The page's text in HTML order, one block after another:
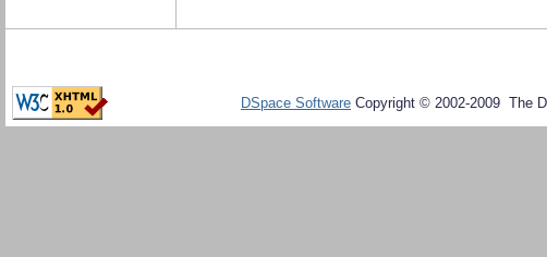
DSpace Software Copyright © 2002-2009 The